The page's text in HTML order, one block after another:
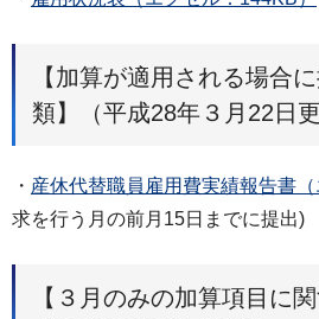
【加算が適用される場合
類】（平成28年３月22日更
・ 産休代替職員雇用費実績報告書（
求を行う月の前月15日までに提出)
【３月のみの加算項目に